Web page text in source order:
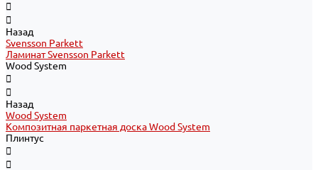
Назад
Svensson Parkett
Ламинат Svensson Parkett
Wood System
Назад
Wood System
Композитная паркетная доска Wood System
Плинтус